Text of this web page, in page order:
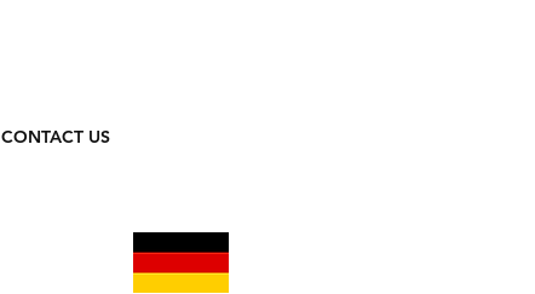
CONTACT US